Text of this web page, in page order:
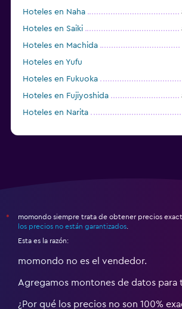
Hoteles en Naha
Hoteles en Saiki
Hoteles en Machida
Hoteles en Yufu
Hoteles en Fukuoka
Hoteles en Fujiyoshida
Hoteles en Narita
*
momondo siempre trata de obtener precios
los precios no están garantizados
Esta es la razón:
momondo no es el vendedor.
Agregamos montones de datos para
¿Por qué los precios no son 100%